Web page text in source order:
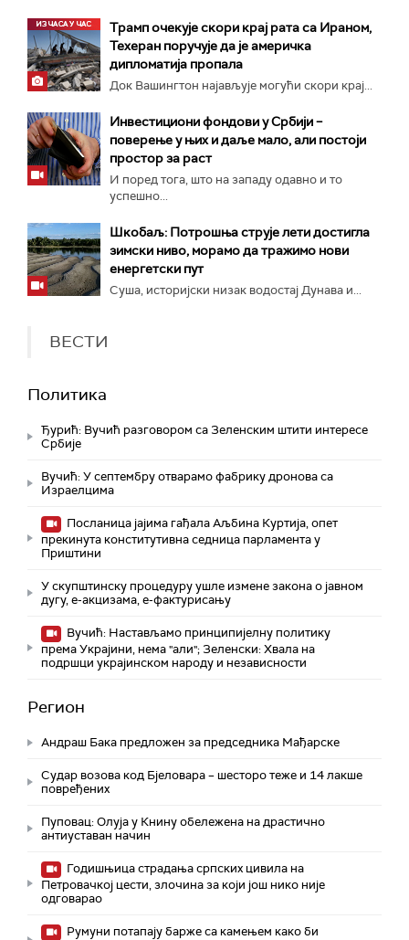
Трамп очекује скори крај рата са Ираном,
Техеран поручује да је америчка
дипломатија пропала
Док Вашингтон најављује могући скори крај...
Инвестициони фондови у Србији –
поверење у њих и даље мало, али постоји
простор за раст
И поред тога, што на западу одавно и то
успешно...
Шкобаљ: Потрошња струје лети достигла
зимски ниво, морамо да тражимо нови
енергетски пут
Суша, историјски низак водостај Дунава и...
ВЕСТИ
Политика
Ђурић: Вучић разговором са Зеленским штити интересе
Србије
Вучић: У септембру отварамо фабрику дронова са
Израелцима
Посланица јајима гађала Аљбина Куртија, опет
прекинута конститутивна седница парламента у
Приштини
У скупштинску процедуру ушле измене закона о јавном
дугу, е-акцизама, е-фактурисању
Вучић: Настављамо принципијелну политику
према Украјини, нема "али"; Зеленски: Хвала на
подршци украјинском народу и независности
Регион
Андраш Бакa предложен за председника Мађарске
Судар возова код Бјеловара – шесторо теже и 14 лакше
повређених
Пуповац: Олуја у Книну обележена на драстично
антиуставан начин
Годишњица страдања српских цивила на
Петровачкој цести, злочина за који још нико није
одговарао
Румуни потапају барже са камењем како би